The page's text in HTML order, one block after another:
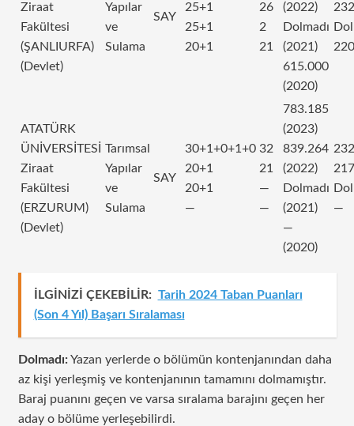
Ziraat
Fakültesi
(ŞANLIURFA)
(Devlet)
Yapılar
ve
Sulama
SAY
25+1
25+1
20+1
26
2
21
(2022)
Dolmadı
(2021)
615.000
(2020)
ATATÜRK
ÜNİVERSİTESİ
Ziraat
Fakültesi
(ERZURUM)
(Devlet)
Tarımsal
Yapılar
ve
Sulama
SAY
30+1+0+1+0
20+1
20+1
—
32
21
—
—
783.185
(2023)
839.264
(2022)
Dolmadı
(2021)
—
(2020)
—
İLGİNİZİ ÇEKEBİLİR: Tarih 2024 Taban Puanları
(Son 4 Yıl) Başarı Sıralaması
Dolmadı:Yazan yerlerde o bölümün kontenjanından daha
az kişi yerleşmiş ve kontenjanının tamamını dolmamıştır.
Baraj puanını geçen ve varsa sıralama barajını geçen her
aday o bölüme yerleşebilirdi.